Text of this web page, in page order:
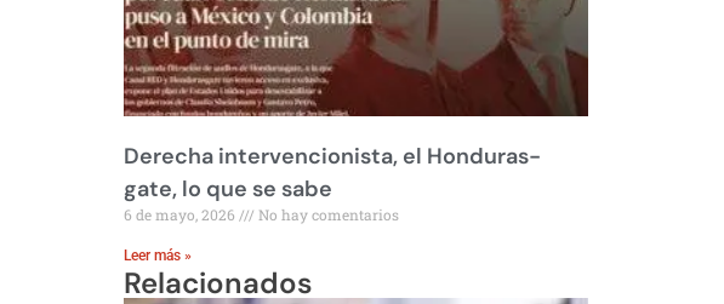
Derecha intervencionista, el Honduras-
gate, lo que se sabe
6 de mayo, 2026 No hay comentarios
Leer más »
Relacionados